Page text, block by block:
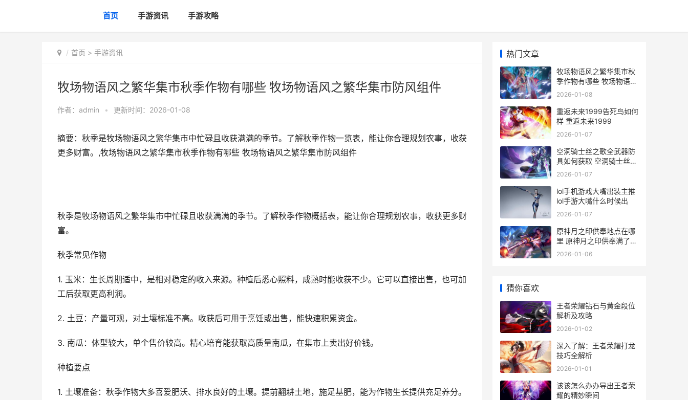
首页 手游资讯 手游攻略
首页 > 手游资讯
牧场物语风之繁华集市秋季作物有哪些 牧场物语风之繁华集市防风组件
作者： admin • 更新时间：2026-01-08
摘要：秋季是牧场物语风之繁华集市中忙碌且收获满满的季节。了解秋季作物一览表，能让你合理规划农事，收获
更多财富。,牧场物语风之繁华集市秋季作物有哪些 牧场物语风之繁华集市防风组件
秋季是牧场物语风之繁华集市中忙碌且收获满满的季节。了解秋季作物概括表，能让你合理规划农事，收获更多财
富。
秋季常见作物
1. 玉米：生长周期适中，是相对稳定的收入来源。种植后悉心照料，成熟时能收获不少。它可以直接出售，也可加
工后获取更高利润。
2. 土豆：产量可观，对土壤标准不高。收获后可用于烹饪或出售，能快速积累资金。
3. 南瓜：体型较大，单个售价较高。精心培育能获取高质量南瓜，在集市上卖出好价钱。
种植要点
1. 土壤准备：秋季作物大多喜爱肥沃、排水良好的土壤。提前翻耕土地，施足基肥，能为作物生长提供充足养分。
热门文章
牧场物语风之繁华集市秋
季作物有哪些 牧场物语风
之繁华集市防风组件
2026-01-08
重返未来1999告死鸟如何
样 重返未来1999
2026-01-07
空洞骑士丝之歌全武器防
具如何获取 空洞骑士丝之
歌wiki
2026-01-07
lol手机游戏大嘴出装主推
lol手游大嘴什么时候出
2026-01-07
原神月之印供奉地点在哪
里 原神月之印供奉满了怎
么办
2026-01-06
猜你喜欢
王者荣耀钻石与黄金段位
解析及攻略
2026-01-02
深入了解：王者荣耀打龙
技巧全解析
2026-01-01
该该怎么办办导出王者荣
耀的精妙瞬间